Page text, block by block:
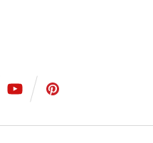
ons
ons